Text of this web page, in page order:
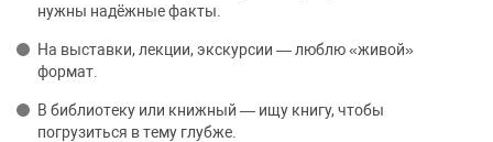
нужны надёжные факты.
На выставки, лекции, экскурсии — люблю «живой»
формат.
В библиотеку или книжный — ищу книгу, чтобы
погрузиться в тему глубже.